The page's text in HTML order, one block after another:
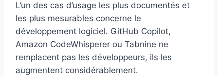
L’un des cas d’usage les plus documentés et
les plus mesurables concerne le
développement logiciel. GitHub Copilot,
Amazon CodeWhisperer ou Tabnine ne
remplacent pas les développeurs, ils les
augmentent considérablement.